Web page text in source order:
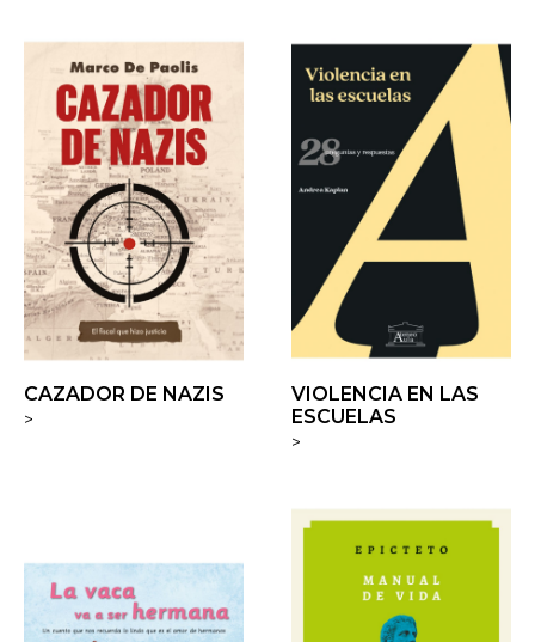
CAZADOR DE NAZIS
>
VIOLENCIA EN LAS
ESCUELAS
>